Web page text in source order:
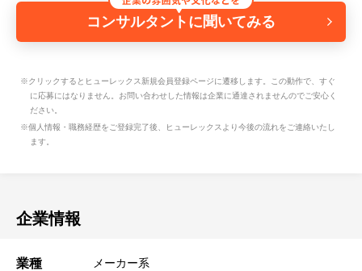
コンサルタントに聞いてみる
※クリックするとヒューレックス新規会員登録ページに遷移します。この動作で、すぐ
に応募にはなりません。お問い合わせした情報は企業に通達されませんのでご安心く
ださい。
※個人情報・職務経歴をご登録完了後、ヒューレックスより今後の流れをご連絡いたし
ます。
企業情報
業種 メーカー系